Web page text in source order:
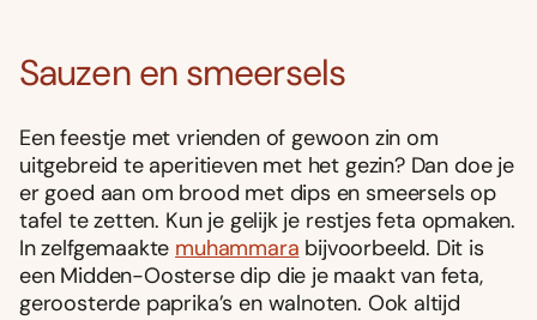
Sauzen en smeersels
Een feestje met vrienden of gewoon zin om
uitgebreid te aperitieven met het gezin? Dan doe je
er goed aan om brood met dips en smeersels op
tafel te zetten. Kun je gelijk je restjes feta opmaken.
In zelfgemaakte muhammara bijvoorbeeld. Dit is
een Midden-Oosterse dip die je maakt van feta,
geroosterde paprika’s en walnoten. Ook altijd